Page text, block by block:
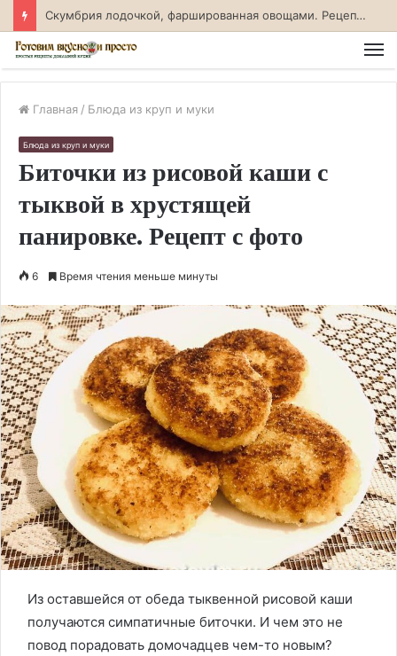
Скумбрия лодочкой, фаршированная овощами. Рецепт с фото
Главная / Блюда из круп и муки
Блюда из круп и муки
Биточки из рисовой каши с
тыквой в хрустящей
панировке. Рецепт с фото
6 Время чтения меньше минуты
Из оставшейся от обеда тыквенной рисовой каши
получаются симпатичные биточки. И чем это не
повод порадовать домочадцев чем-то новым?